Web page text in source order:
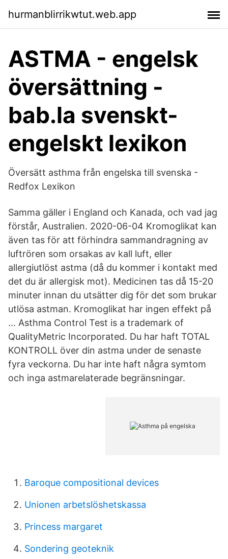
hurmanblirrikwtut.web.app
ASTMA - engelsk
översättning -
bab.la svenskt-
engelskt lexikon
Översätt asthma från engelska till svenska -
Redfox Lexikon
Samma gäller i England och Kanada, och vad jag
förstår, Australien. 2020-06-04 Kromoglikat kan
även tas för att förhindra sammandragning av
luftrören som orsakas av kall luft, eller
allergiutlöst astma (då du kommer i kontakt med
det du är allergisk mot). Medicinen tas då 15-20
minuter innan du utsätter dig för det som brukar
utlösa astman. Kromoglikat har ingen effekt på
… Asthma Control Test is a trademark of
QualityMetric Incorporated. Du har haft TOTAL
KONTROLL över din astma under de senaste
fyra veckorna. Du har inte haft några symtom
och inga astmarelaterade begränsningar.
Baroque compositional devices
Unionen arbetslöshetskassa
Princess margaret
Sondering geoteknik